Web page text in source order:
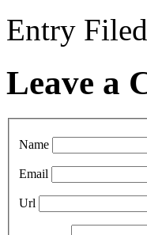
Entry
Leave a
Name
Email
Url